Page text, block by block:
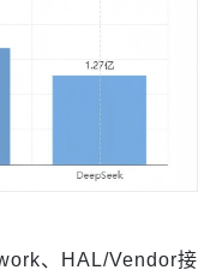
、HAL/Vendor接